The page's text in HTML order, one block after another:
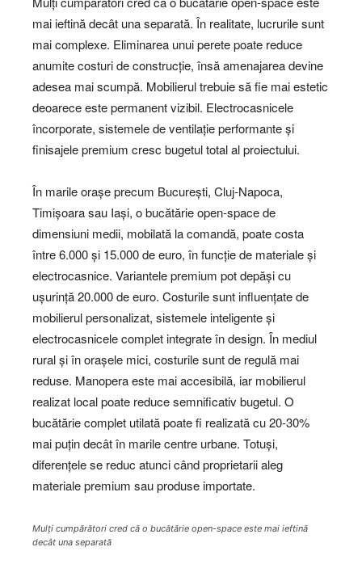
mai ieftină decât una separată. În realitate, lucrurile sunt
mai complexe. Eliminarea unui perete poate reduce
anumite costuri de construcție, însă amenajarea devine
adesea mai scumpă. Mobilierul trebuie să fie mai estetic
deoarece este permanent vizibil. Electrocasnicele
încorporate, sistemele de ventilație performante și
finisajele premium cresc bugetul total al proiectului.
În marile orașe precum București, Cluj-Napoca,
Timișoara sau Iași, o bucătărie open-space de
dimensiuni medii, mobilată la comandă, poate costa
între 6.000 și 15.000 de euro, în funcție de materiale și
electrocasnice. Variantele premium pot depăși cu
ușurință 20.000 de euro. Costurile sunt influențate de
mobilierul personalizat, sistemele inteligente și
electrocasnicele complet integrate în design. În mediul
rural și în orașele mici, costurile sunt de regulă mai
reduse. Manopera este mai accesibilă, iar mobilierul
realizat local poate reduce semnificativ bugetul. O
bucătărie complet utilată poate fi realizată cu 20-30%
mai puțin decât în marile centre urbane. Totuși,
diferențele se reduc atunci când proprietarii aleg
materiale premium sau produse importate.
Mulți cumpărători cred că o bucătărie open-space este mai ieftină
decât una separată